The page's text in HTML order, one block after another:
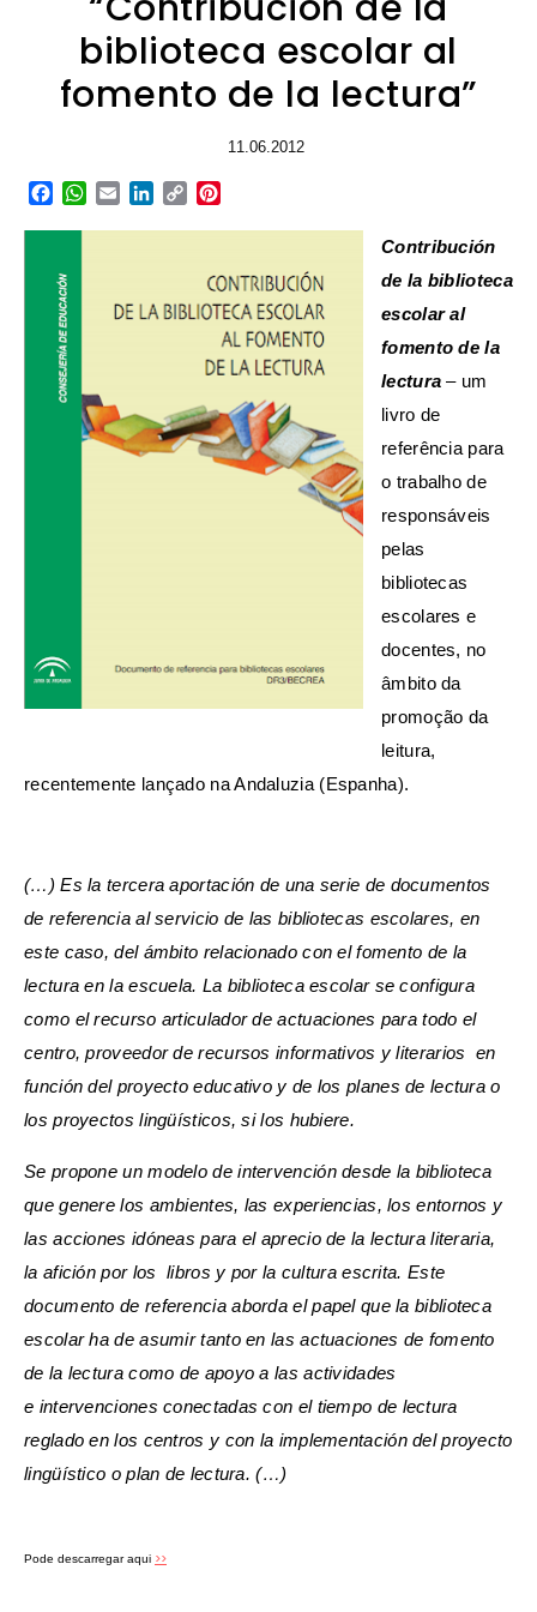
biblioteca escolar al
fomento de la lectura”
11.06.2012
Facebook
WhatsApp
EmailLinkedIn
Copy
Contribución
de la biblioteca
escolar al
fomento de la
lectura – um
livro de
referência para
o trabalho de
responsáveis
pelas
bibliotecas
escolares e
docentes, no
âmbito da
promoção da
leitura,
recentemente lançado na Andaluzia (Espanha).
(…) Es la tercera aportación de una serie de documentos
de referencia al servicio de las bibliotecas escolares, en
este caso, del ámbito relacionado con el fomento de la
lectura en la escuela. La biblioteca escolar se configura
como el recurso articulador de actuaciones para todo el
centro, proveedor de recursos informativos y literarios en
función del proyecto educativo y de los planes de lectura o
los proyectos lingüísticos, si los hubiere.
Se propone un modelo de intervención desde la biblioteca
que genere los ambientes, las experiencias, los entornos y
las acciones idóneas para el aprecio de la lectura literaria,
la afición por loslibros y por la cultura escrita. Este
documento de referencia aborda el papel que la biblioteca
escolar ha de asumir tanto en las actuaciones de fomento
de la lectura como de apoyo a las actividades
e intervenciones conectadas con el tiempo de lectura
reglado en los centros y con la implementación del proyecto
lingüístico o plan de lectura. (…)
Pode descarregar aqui >>